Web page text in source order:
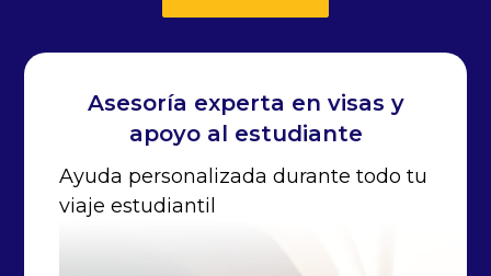
Asesoría experta en visas y
apoyo al estudiante
Ayuda personalizada durante todo tu
viaje estudiantil